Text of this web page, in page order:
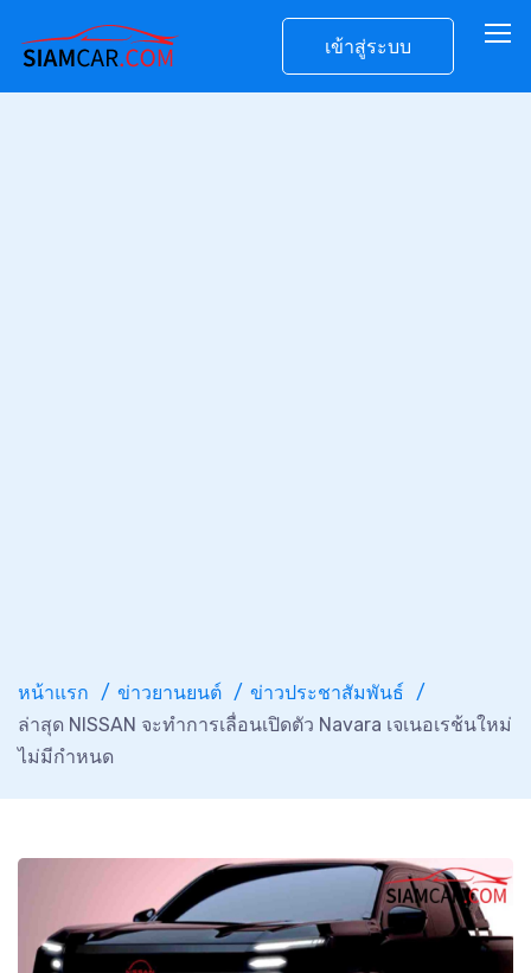
เข้าสู่ระบบ
หน้าแรก ข่าวยานยนต์
ข่าวประชาสัมพันธ์
ล่าสุด NISSAN จะทำการเลื่อนเปิดตัว Navara เจเนอเรช้นใหม่
ไม่มีกำหนด